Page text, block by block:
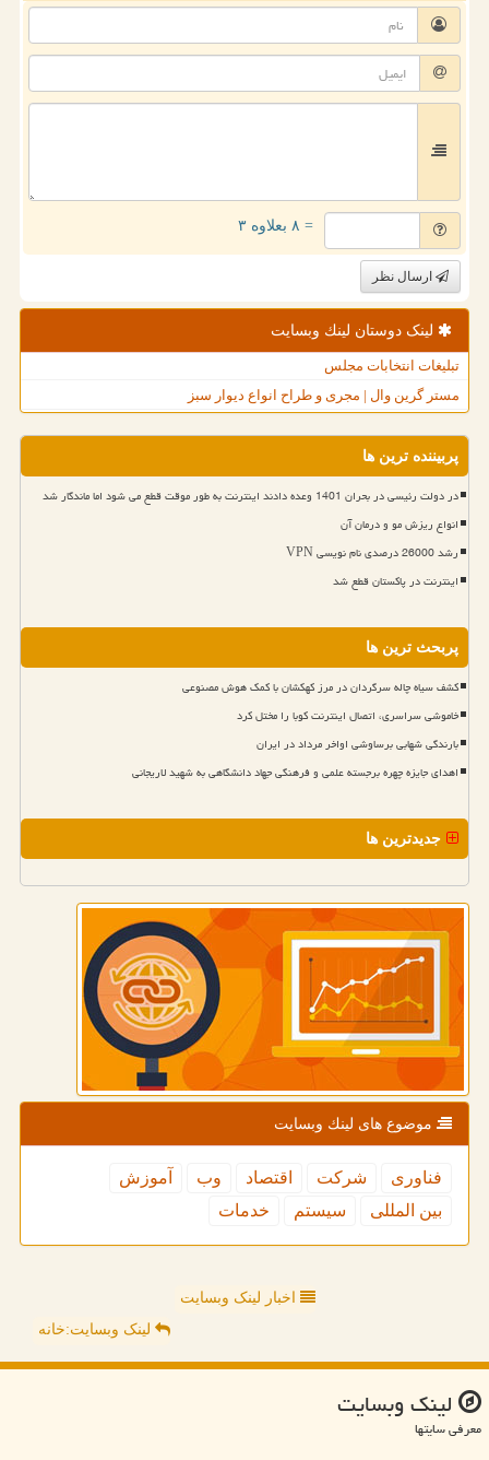
= ۸ بعلاوه ۳
ارسال نظر
لینک دوستان لینك وبسایت
تبلیغات انتخابات مجلس
مستر گرین وال | مجری و طراح انواع دیوار سبز
پربیننده ترین ها
در دولت رئیسی در بحران 1401 وعده دادند اینترنت به طور موقت قطع می شود اما ماندگار شد
انواع ریزش مو و درمان آن
رشد 26000 درصدی نام نویسی VPN
اینترنت در پاکستان قطع شد
پربحث ترین ها
کشف سیاه چاله سرگردان در مرز کهکشان با کمک هوش مصنوعی
خاموشی سراسری، اتصال اینترنت کوبا را مختل کرد
بارندگی شهابی برساوشی اواخر مرداد در ایران
اهدای جایزه چهره برجسته علمی و فرهنگی جهاد دانشگاهی به شهید لاریجانی
جدیدترین ها
موضوع های لینك وبسایت
فناوری شركت اقتصاد وب
آموزش
بین المللی
سیستم خدمات
اخبار لینک وبسایت
لینک وبسایت:خانه
لینك وبسایت
معرفی سایتها